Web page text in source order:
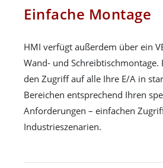
Einfache Montage
HMI verfügt außerdem über ein
Wand- und Schreibtischmontage.
den Zugriff auf alle Ihre E/A in
Bereichen entsprechend Ihren
Anforderungen – einfachen
Industrieszenarien.